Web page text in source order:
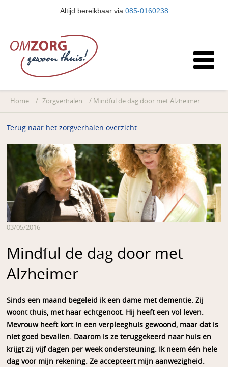
Altijd bereikbaar via 085-0160238
Home / Zorgverhalen / Mindful de dag door met Alzheimer
Terug naar het zorgverhalen overzicht
03/05/2016
Mindful de dag door met
Alzheimer
Sinds een maand begeleid ik een dame met dementie. Zij
woont thuis, met haar echtgenoot. Hij heeft een vol leven.
Mevrouw heeft kort in een verpleeghuis gewoond, maar dat is
niet goed bevallen. Daarom is ze teruggekeerd naar huis en
krijgt zij vijf dagen per week ondersteuning. Ik neem één hele
dag voor mijn rekening. Ze accepteert mijn aanwezigheid.